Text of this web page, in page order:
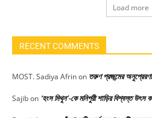
Load more
RECENT COMMENTS
MOST. Sadiya Afrinon তরুণ প্রজন্মের অনুপ্রেরণা
Sajibon ‘হংস মিথুন’-কে মনিপুরী শাড়ির বিশ্বস্ত উৎস